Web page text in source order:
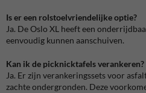
Is er een rolstoelvriendelijke optie?
Ja. De Oslo XL heeft een
eenvoudig kunnen aanschuiven.
Kan ik de picknicktafels verankeren?
Ja. Er zijn verankeringssets voor
zachte ondergronden. Deze